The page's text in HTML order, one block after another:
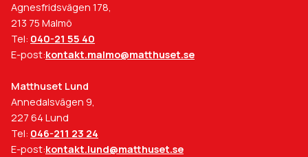
Agnesfridsvägen 178,
213 75 Malmö
Tel: 040-21 55 40
E-post:kontakt.malmo@matthuset.se
Matthuset Lund
Annedalsvägen 9,
227 64 Lund
Tel: 046-211 23 24
E-post:kontakt.lund@matthuset.se